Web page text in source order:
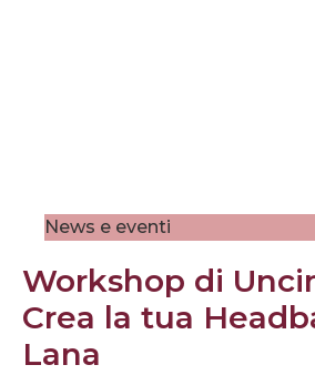
News e eventi
Workshop di
Crea la tua
Lana